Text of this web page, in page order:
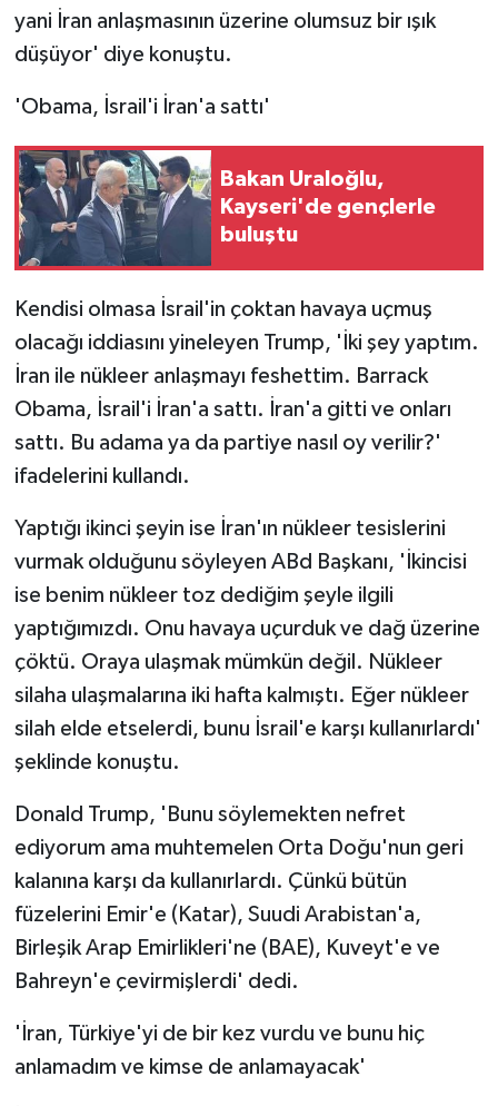
yani İran anlaşmasının üzerine olumsuz bir ışık
düşüyor' diye konuştu.
'Obama, İsrail'i İran'a sattı'
Bakan Uraloğlu,
Kayseri'de gençlerle
buluştu
Kendisi olmasa İsrail'in çoktan havaya uçmuş
olacağı iddiasını yineleyen Trump, 'İki şey yaptım.
İran ile nükleer anlaşmayı feshettim. Barrack
Obama, İsrail'i İran'a sattı. İran'a gitti ve onları
sattı. Bu adama ya da partiye nasıl oy verilir?'
ifadelerini kullandı.
Yaptığı ikinci şeyin ise İran'ın nükleer tesislerini
vurmak olduğunu söyleyen ABd Başkanı, 'İkincisi
ise benim nükleer toz dediğim şeyle ilgili
yaptığımızdı. Onu havaya uçurduk ve dağ üzerine
çöktü. Oraya ulaşmak mümkün değil. Nükleer
silaha ulaşmalarına iki hafta kalmıştı. Eğer nükleer
silah elde etselerdi, bunu İsrail'e karşı kullanırlardı'
şeklinde konuştu.
Donald Trump, 'Bunu söylemekten nefret
ediyorum ama muhtemelen Orta Doğu'nun geri
kalanına karşı da kullanırlardı. Çünkü bütün
füzelerini Emir'e (Katar), Suudi Arabistan'a,
Birleşik Arap Emirlikleri'ne (BAE), Kuveyt'e ve
Bahreyn'e çevirmişlerdi' dedi.
'İran, Türkiye'yi de bir kez vurdu ve bunu hiç
anlamadım ve kimse de anlamayacak'